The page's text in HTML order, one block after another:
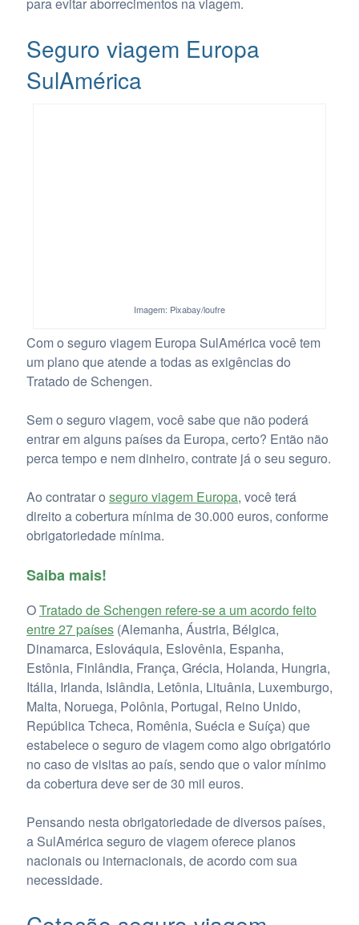
Seguro viagem Europa
SulAmérica
Imagem: Pixabay/loufre
Com o seguro viagem Europa SulAmérica você tem
um plano que atende a todas as exigências do
Tratado de Schengen.
Sem o seguro viagem, você sabe que não poderá
entrar em alguns países da Europa, certo? Então não
perca tempo e nem dinheiro, contrate já o seu seguro.
Ao contratar o seguro viagem Europa, você terá
direito a cobertura mínima de 30.000 euros, conforme
obrigatoriedade mínima.
Saiba mais!
OTratado de Schengen refere-se a um acordo feito
entre 27 países(Alemanha, Áustria, Bélgica,
Dinamarca, Eslováquia, Eslovênia, Espanha,
Estônia, Finlândia, França, Grécia, Holanda, Hungria,
Itália, Irlanda, Islândia, Letônia, Lituânia, Luxemburgo,
Malta, Noruega, Polônia, Portugal, Reino Unido,
República Tcheca, Romênia, Suécia e Suíça) que
estabelece o seguro de viagem como algo obrigatório
no caso de visitas ao país, sendo que o valor mínimo
da cobertura deve ser de 30 mil euros.
Pensando nesta obrigatoriedade de diversos países,
a SulAmérica seguro de viagem oferece planos
nacionais ou internacionais, de acordo com sua
necessidade.